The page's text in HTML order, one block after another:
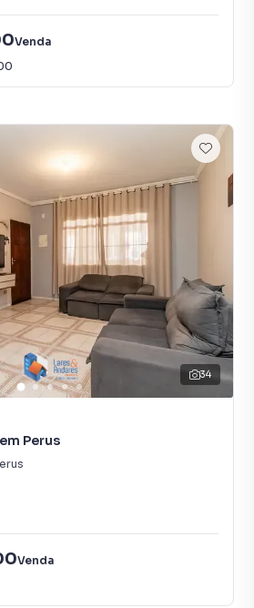
Venda
34
Perus
Venda